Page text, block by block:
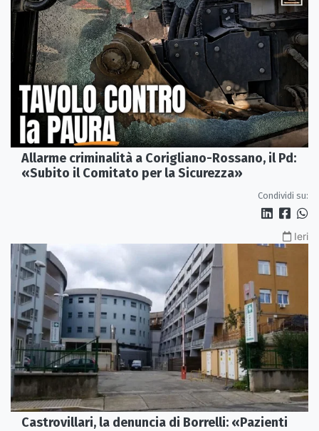
Allarme criminalità a Corigliano-Rossano, il Pd:
«Subito il Comitato per la Sicurezza»
Condividi su:
Ieri
Castrovillari, la denuncia di Borrelli: «Pazienti